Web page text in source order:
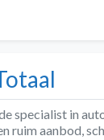
specialist in
ruim aanbod,